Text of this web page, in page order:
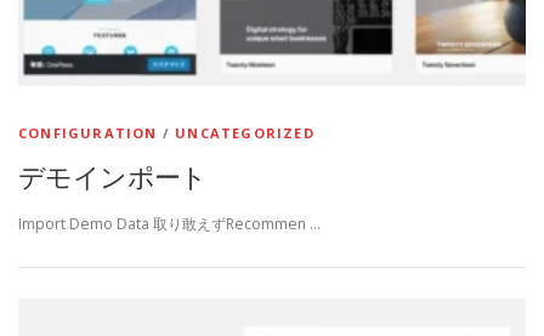
CONFIGURATION / UNCATEGORIZED
デモインポート
Import Demo Data 取り敢えずRecommen …